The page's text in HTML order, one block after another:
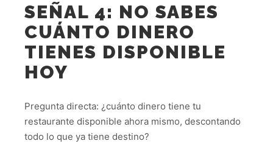
SEÑAL 4: NO SABES
CUÁNTO DINERO
TIENES DISPONIBLE
HOY
Pregunta directa: ¿cuánto dinero tiene tu
restaurante disponible ahora mismo, descontando
todo lo que ya tiene destino?